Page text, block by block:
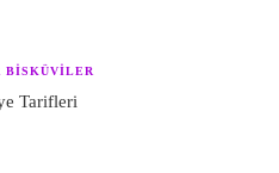
BISKÜVILER
Tarifleri